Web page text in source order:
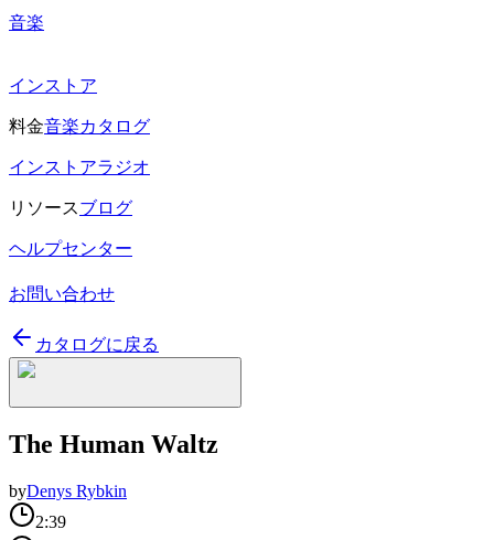
音楽
インストア
料金音楽カタログ
インストアラジオ
リソースブログ
ヘルプセンター
お問い合わせ
カタログに戻る
The Human Waltz
byDenys Rybkin
2:39